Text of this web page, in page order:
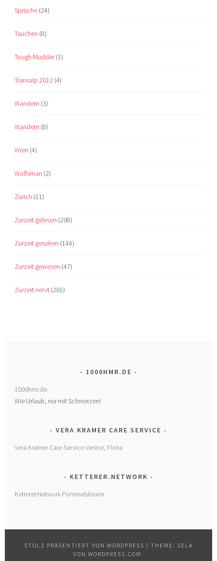
Sprüche (24)
Tauchen (8)
Tough Mudder(1)
Transalp 2012 (4)
Wandern (3)
Wandern (8)
Wien (4)
Wolfsman (2)
Zürich (11)
Zurzeit gelesen (208)
Zurzeit gesehen (144)
Zurzeit gewesen (47)
Zurzeit nervt (265)
1000HMR.DE
1000hmr.de
Wie Urlaub, nur mit Schmerzen!
VERA KRAMER CARE SERVICE
Vera Kramer Care Service Venice, Floria
KETTERER.NETWORK
Ketterer.Network Pommelsbrunn
STOLZ PRÄSENTIERT VON WORDPRESS | THEME: SELA
VON WORDPRESS.COM